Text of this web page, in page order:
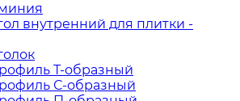
внутренний для плитки -
Т-образный
С-образный